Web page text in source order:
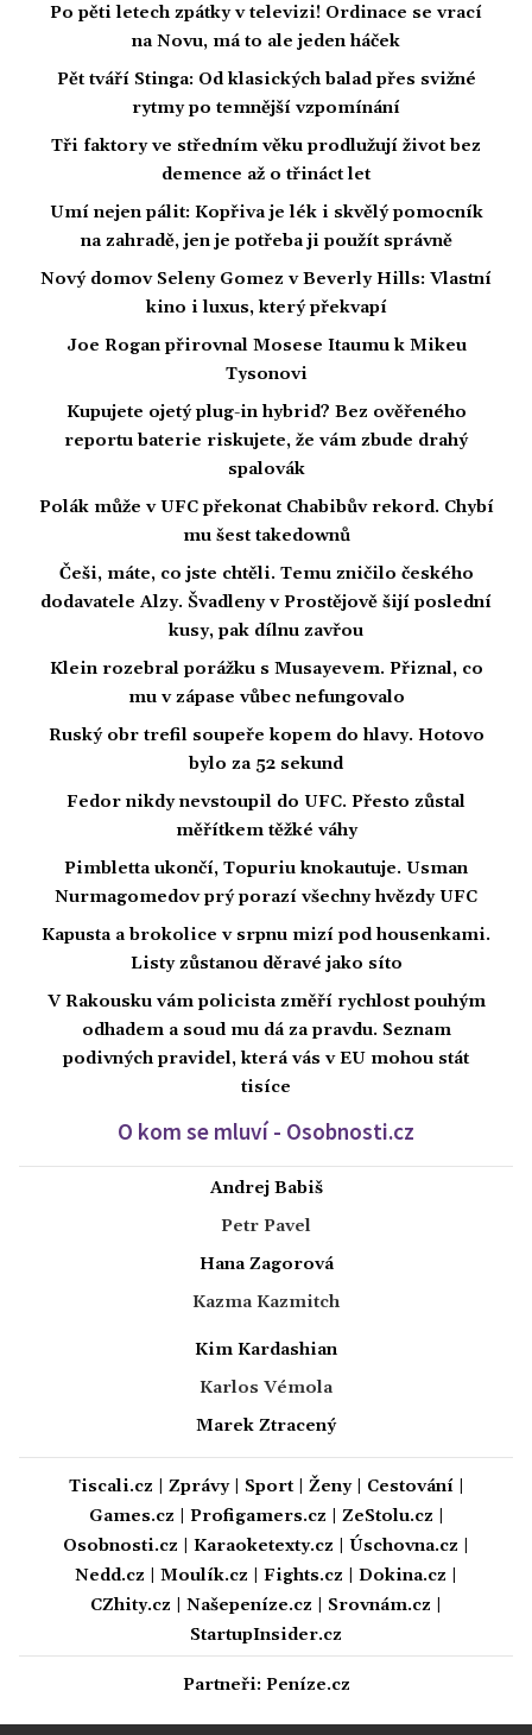
Po pěti letech zpátky v televizi! Ordinace se vrací
na Novu, má to ale jeden háček
Pět tváří Stinga: Od klasických balad přes svižné
rytmy po temnější vzpomínání
Tři faktory ve středním věku prodlužují život bez
demence až o třináct let
Umí nejen pálit: Kopřiva je lék i skvělý pomocník
na zahradě, jen je potřeba ji použít správně
Nový domov Seleny Gomez v Beverly Hills: Vlastní
kino i luxus, který překvapí
Joe Rogan přirovnal Mosese Itaumu k Mikeu
Tysonovi
Kupujete ojetý plug-in hybrid? Bez ověřeného
reportu baterie riskujete, že vám zbude drahý
spalovák
Polák může v UFC překonat Chabibův rekord. Chybí
mu šest takedownů
Češi, máte, co jste chtěli. Temu zničilo českého
dodavatele Alzy. Švadleny v Prostějově šijí poslední
kusy, pak dílnu zavřou
Klein rozebral porážku s Musayevem. Přiznal, co
mu v zápase vůbec nefungovalo
Ruský obr trefil soupeře kopem do hlavy. Hotovo
bylo za 52 sekund
Fedor nikdy nevstoupil do UFC. Přesto zůstal
měřítkem těžké váhy
Pimbletta ukončí, Topuriu knokautuje. Usman
Nurmagomedov prý porazí všechny hvězdy UFC
Kapusta a brokolice v srpnu mizí pod housenkami.
Listy zůstanou děravé jako síto
V Rakousku vám policista změří rychlost pouhým
odhadem a soud mu dá za pravdu. Seznam
podivných pravidel, která vás v EU mohou stát
tisíce
O kom se mluví - Osobnosti.cz
Andrej Babiš
Petr Pavel
Hana Zagorová
Kazma Kazmitch
Kim Kardashian
Karlos Vémola
Marek Ztracený
Tiscali.cz Zprávy| Sport| Ženy| Cestování|
Games.cz
Profigamers.cz ZeStolu.cz
Osobnosti.cz
Karaoketexty.cz Úschovna.cz
Nedd.cz
Moulík.cz Fights.cz Dokina.cz
CZhity.cz
Našepeníze.cz Srovnám.cz
StartupInsider.cz
Partneři: Peníze.cz